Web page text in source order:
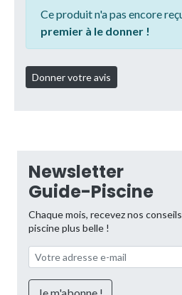
Ce produit n'a pas encore
premier à le donner !
Newsletter
Guide-Piscine
Chaque mois, recevez nos
piscine plus belle !